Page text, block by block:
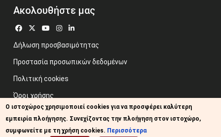
Ακολουθήστε μας
Δήλωση προσβασιμότητας
Προστασία προσωπικών δεδομένων
Πολιτική cookies
Όροι χρήσης
Προηγούμενος ιστότοπος
Image credits: Some designed by Freepik
Ο ιστοχώρος χρησιμοποιεί cookies για να προσφέρει καλύτερη
εμπειρία πλοήγησης. Συνεχίζοντας την πλοήγηση στον ιστοχώρο,
συμφωνείτε με τη χρήση cookies. Περισσότερα